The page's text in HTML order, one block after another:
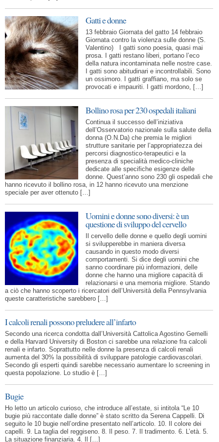
Gatti e donne
13 febbraio Giornata del gatto 14 febbraio
Giornata contro la violenza sulle donne (S.
Valentino) I gatti sono poesia, quasi mai
prosa. I gatti restano liberi, portano l’eco
della natura incontaminata nelle nostre case.
I gatti sono abitudinari e incontrollabili. Sono
un ossimoro. I gatti graffiano, ma solo se
provocati e impauriti. I gatti mordono, […]
Bollino rosa per 230 ospedali italiani
Continua il successo dell’iniziativa
dell’Osservatorio nazionale sulla salute della
donna (O.N.Da) che premia le migliori
strutture sanitarie per l’appropriatezza dei
percorsi diagnostico-terapeutici e la
presenza di specialità medico-cliniche
dedicate alle specifiche esigenze delle
donne. Quest’anno sono 230 gli ospedali che
hanno ricevuto il bollino rosa, in 12 hanno ricevuto una menzione
speciale per aver ottenuto […]
Uomini e donne sono diversi: è un
questione di sviluppo del cervello
Il cervello delle donne e quello degli uomini
si svilupperebbe in maniera diversa
causando in questo modo diversi
comportamenti. Si dice degli uomini che
sanno coordinare più informazioni, delle
donne che hanno una migliore capacità di
relazionarsi e una memoria migliore. Stando
a ciò che hanno scoperto i ricercatori dell’Università della Pennsylvania
queste caratteristiche sarebbero […]
I calcoli renali possono preludere all’infarto
Secondo una ricerca condotta dall’Università Cattolica Agostino Gemelli
e della Harvard University di Boston ci sarebbe una relazione fra calcoli
renali e infarto. Soprattutto nelle donne la presenza di calcoli renali
aumenta del 30% la possibilità di sviluppare patologie cardiovascolari.
Secondo gli esperti quindi sarebbe necessario aumentare lo screening in
questa popolazione. Lo studio è […]
Bugie
Ho letto un articolo curioso, che introduce all’estate, si intitola “Le 10
bugie più raccontate dalle donne” è stato scritto da Serena Cappelli. Di
seguito le 10 bugie nell’ordine presentato nell’articolo. 10. Il colore dei
capelli. 9. La taglia del reggiseno. 8. Il peso. 7. Il tradimento. 6. L’età. 5.
La situazione finanziaria. 4. Il […]